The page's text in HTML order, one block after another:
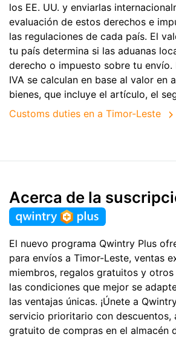
los EE. UU. y enviarlas
evaluación de estos derechos e
las regulaciones de cada país. El
tu país determina si las aduanas
derecho o impuesto sobre tu envío.
IVA se calculan en base al valor en
bienes, que incluye el artículo, el
Customs duties en a Timor-Leste
Acerca de la
El nuevo programa Qwintry Plus
para envíos a Timor-Leste, ventas
miembros, regalos gratuitos y
las condiciones que mejor se
las ventajas únicas. ¡Únete a
servicio prioritario con descuentos,
gratuito de compras en el almacén